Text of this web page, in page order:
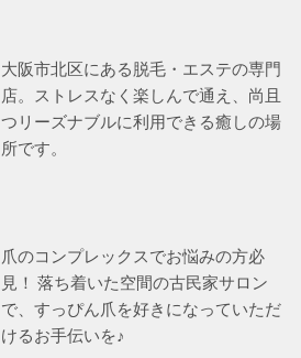
大阪市北区にある脱毛・エステの専門
店。ストレスなく楽しんで通え、尚且
つリーズナブルに利用できる癒しの場
所です。
爪のコンプレックスでお悩みの方必
見！ 落ち着いた空間の古民家サロン
で、すっぴん爪を好きになっていただ
けるお手伝いを♪